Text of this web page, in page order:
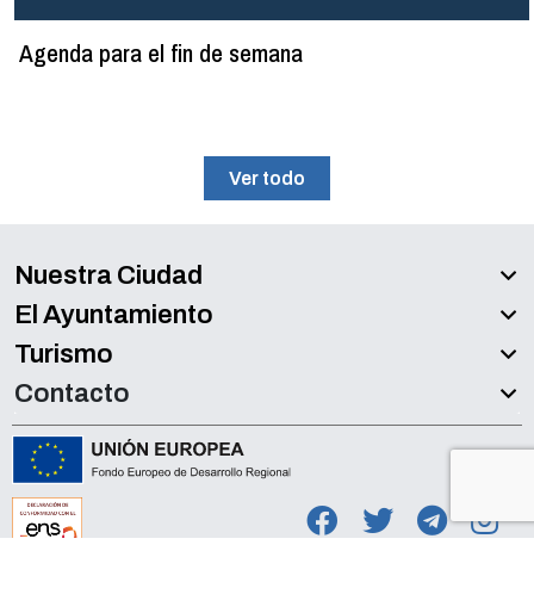
Agenda para el fin de semana
Ver todo
Nuestra Ciudad
El Ayuntamiento
Turismo
Contacto